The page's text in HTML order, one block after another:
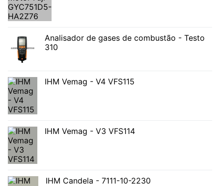
Analisador de gases de combustão - Testo
310
IHM Vemag - V4 VFS115
IHM Vemag - V3 VFS114
IHM Candela - 7111-10-2230